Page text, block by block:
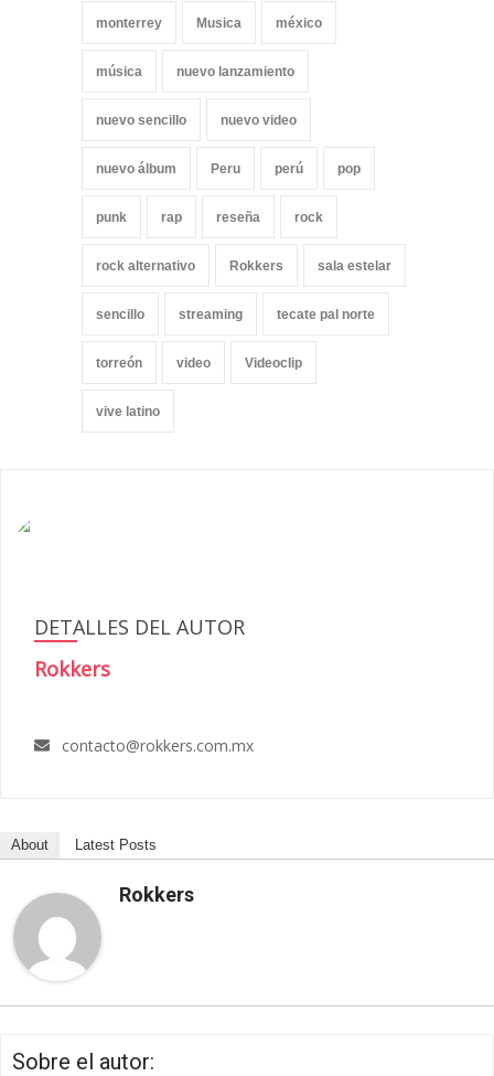
monterrey Musica méxico
música nuevo lanzamiento
nuevo sencillo nuevo video
nuevo álbum Peru perú pop
punk rap reseña rock
rock alternativo Rokkers sala estelar
sencillo streaming tecate pal norte
torreón video Videoclip
vive latino
DETALLES DEL AUTOR
Rokkers
contacto@rokkers.com.mx
About Latest Posts
Rokkers
Sobre el autor: